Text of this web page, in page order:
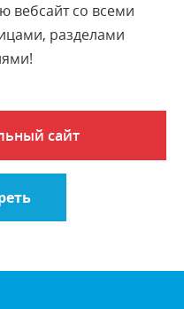
вебсайт со всеми
разделами
сайт